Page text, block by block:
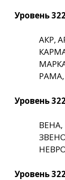
Уровень
АКР,
РАМА,
Уровень
ВЕНА,
Уровень